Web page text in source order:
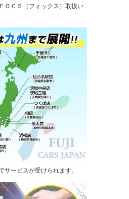
ＯＣＳ（フォックス）取扱い
ービスが受けられます。